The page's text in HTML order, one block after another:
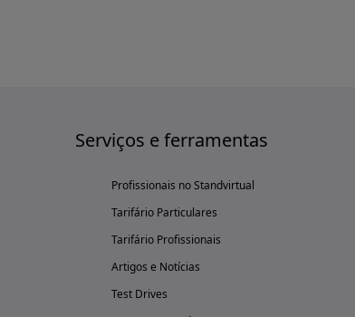
Serviços e ferramentas
Profissionais no Standvirtual
Tarifário Particulares
Tarifário Profissionais
Artigos e Notícias
Test Drives